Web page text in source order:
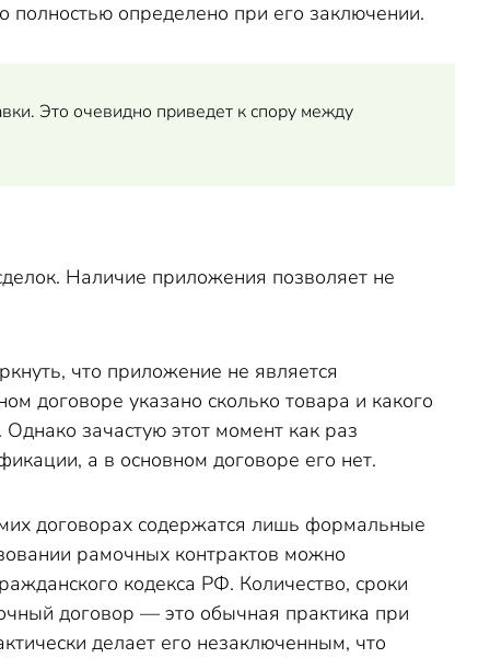
определено при его заключении.
Это очевидно приведет к спору между
Наличие приложения позволяет не
что приложение не является
договоре указано сколько товара и какого
зачастую этот момент как раз
а в основном договоре его нет.
договорах содержатся лишь формальные
рамочных контрактов можно
кодекса РФ. Количество, сроки
договор — это обычная практика при
делает его незаключенным, что